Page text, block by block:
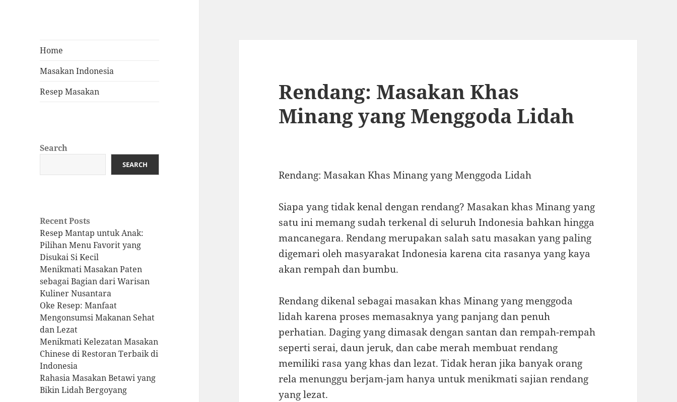
Home
Masakan Indonesia
Resep Masakan
Search
SEARCH
Recent Posts
Resep Mantap untuk Anak:
Pilihan Menu Favorit yang
Disukai Si Kecil
Menikmati Masakan Paten
sebagai Bagian dari Warisan
Kuliner Nusantara
Oke Resep: Manfaat
Mengonsumsi Makanan Sehat
dan Lezat
Menikmati Kelezatan Masakan
Chinese di Restoran Terbaik di
Indonesia
Rahasia Masakan Betawi yang
Bikin Lidah Bergoyang
Rendang: Masakan Khas
Minang yang Menggoda Lidah
Rendang: Masakan Khas Minang yang Menggoda Lidah
Siapa yang tidak kenal dengan rendang? Masakan khas Minang yang
satu ini memang sudah terkenal di seluruh Indonesia bahkan hingga
mancanegara. Rendang merupakan salah satu masakan yang paling
digemari oleh masyarakat Indonesia karena cita rasanya yang kaya
akan rempah dan bumbu.
Rendang dikenal sebagai masakan khas Minang yang menggoda
lidah karena proses memasaknya yang panjang dan penuh
perhatian. Daging yang dimasak dengan santan dan rempah-rempah
seperti serai, daun jeruk, dan cabe merah membuat rendang
memiliki rasa yang khas dan lezat. Tidak heran jika banyak orang
rela menunggu berjam-jam hanya untuk menikmati sajian rendang
yang lezat.